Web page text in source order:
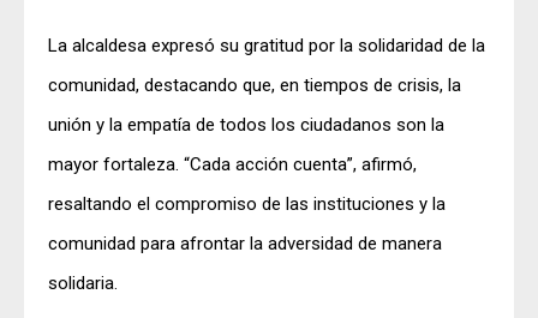
La alcaldesa expresó su gratitud por la solidaridad de la
comunidad, destacando que, en tiempos de crisis, la
unión y la empatía de todos los ciudadanos son la
mayor fortaleza. “Cada acción cuenta”, afirmó,
resaltando el compromiso de las instituciones y la
comunidad para afrontar la adversidad de manera
solidaria.